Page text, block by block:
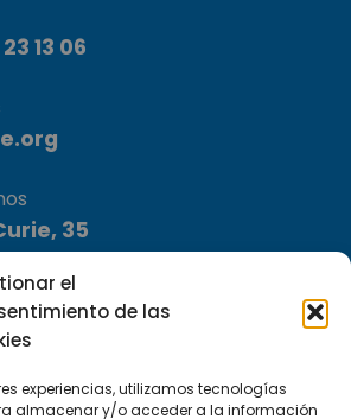
el
de las
experiencias, utilizamos tecnologías
almacenar y/o acceder a la información
13 06
35